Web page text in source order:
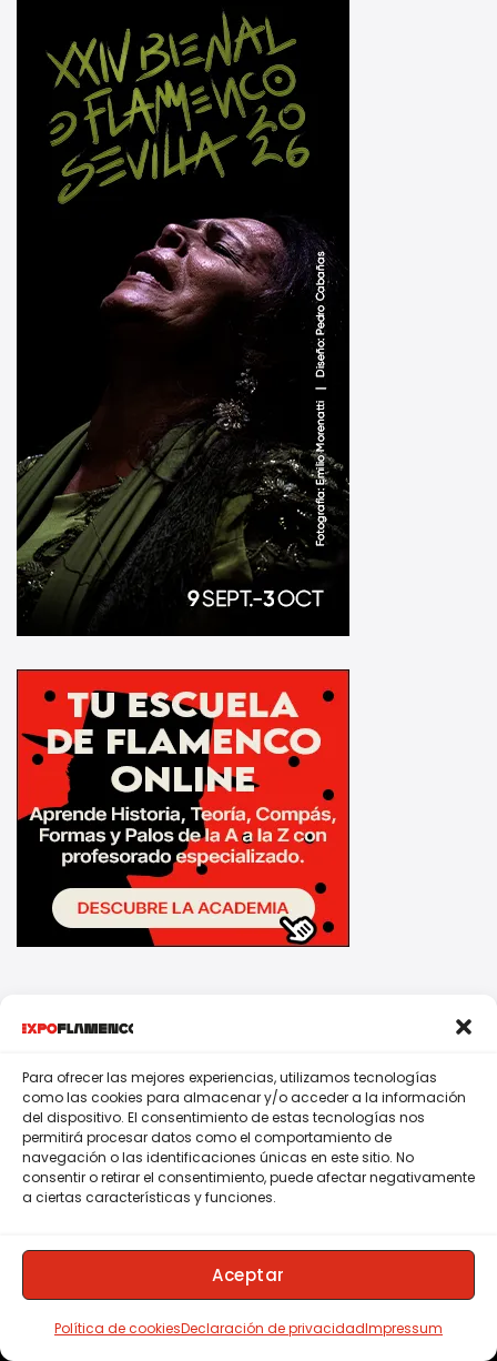
Para ofrecer las mejores experiencias, utilizamos tecnologías
como las cookies para almacenar y/o acceder a la información
del dispositivo. El consentimiento de estas tecnologías nos
permitirá procesar datos como el comportamiento de
navegación o las identificaciones únicas en este sitio. No
consentir o retirar el consentimiento, puede afectar negativamente
a ciertas características y funciones.
Aceptar
Política de cookiesDeclaración de privacidadImpressum
La Voz del Flamenco en el Mundo.